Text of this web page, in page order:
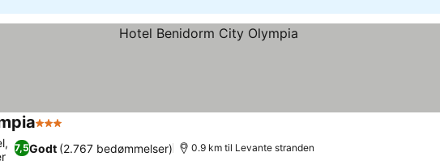
3 Stjerner
7,5Godt (2.767 bedømmelser) 0.9 km til Levante stranden